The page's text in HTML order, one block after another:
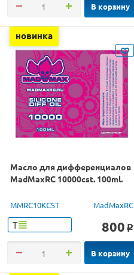
В корзину
новинка
Масло для дифференциалов
MadMaxRC 10000cst. 100ml.
MMRC10KCST MadMaxRC
Т 800 o
В корзину